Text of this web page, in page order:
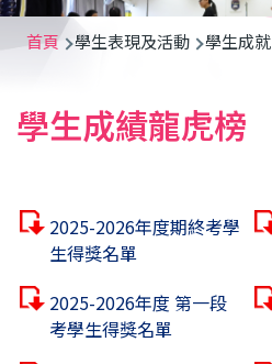
導
連
首頁 學生表現及活動 學生成就
學生成績龍虎榜
2025-2026年度期終考學
生得獎名單
2025-2026年度 第一段
考學生得獎名單